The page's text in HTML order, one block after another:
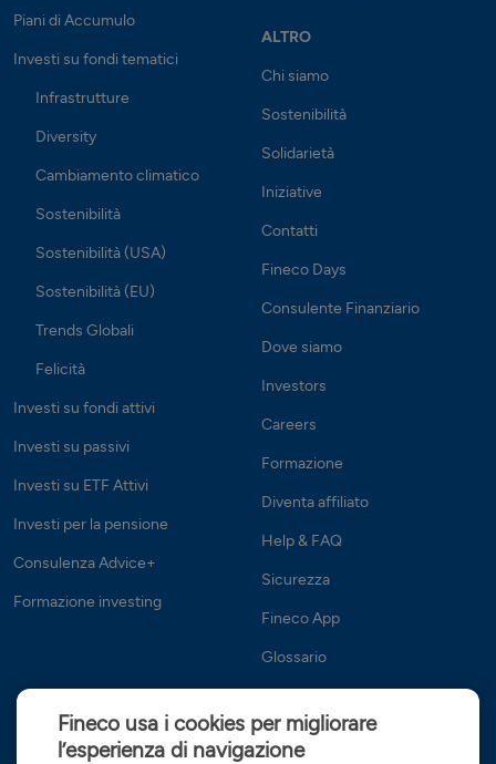
Piani di Accumulo
Investi su fondi tematici
Infrastrutture
Diversity
Cambiamento climatico
Sostenibilità
Sostenibilità (USA)
Sostenibilità (EU)
Trends Globali
Felicità
Investi su fondi attivi
Investi su passivi
Investi su ETF Attivi
Investi per la pensione
Consulenza Advice+
Formazione investing
ALTRO
Chi siamo
Sostenibilità
Solidarietà
Iniziative
Contatti
Fineco Days
Consulente Finanziario
Dove siamo
Investors
Careers
Formazione
Diventa affiliato
Help & FAQ
Sicurezza
Fineco App
Glossario
Fineco usa i cookies per migliorare
l’esperienza di navigazione